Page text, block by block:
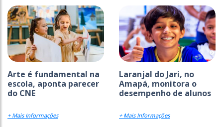
Arte é fundamental na
escola, aponta parecer
do CNE
+ Mais Informações
Laranjal do Jari, no
Amapá, monitora o
desempenho de alunos
+ Mais Informações